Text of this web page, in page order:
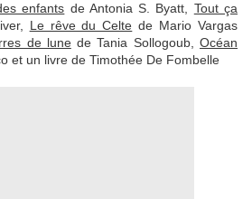
enfants de Antonia S. Byatt, Tout ça
Le rêve du Celte de Mario Vargas
de lunede Tania Sollogoub,Océan
et un livre de Timothée De Fombelle